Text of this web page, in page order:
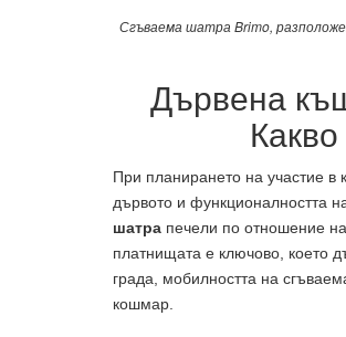
Сгъваема шатра Brimo,
Дървена
При планирането на участие в
дървото и функционалността
шатра печели по отношение
платнищата е ключово, което
града, мобилността на
кошмар.